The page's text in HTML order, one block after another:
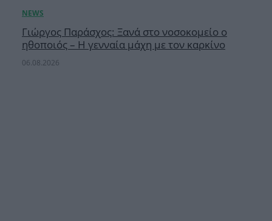
Γιώργος Παράσχος: Ξανά στο νοσοκομείο ο
ηθοποιός – Η γενναία μάχη με τον καρκίνο
06.08.2026